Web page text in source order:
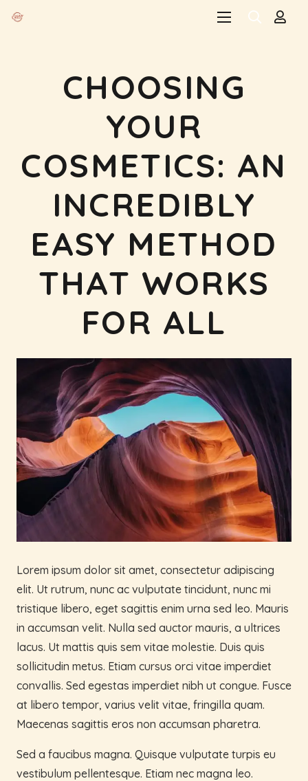
CHOOSING
YOUR
COSMETICS: AN
INCREDIBLY
EASY METHOD
THAT WORKS
FOR ALL
Lorem ipsum dolor sit amet, consectetur adipiscing
elit. Ut rutrum, nunc ac vulputate tincidunt, nunc mi
tristique libero, eget sagittis enim urna sed leo. Mauris
in accumsan velit. Nulla sed auctor mauris, a ultrices
lacus. Ut mattis quis sem vitae molestie. Duis quis
sollicitudin metus. Etiam cursus orci vitae imperdiet
convallis. Sed egestas imperdiet nibh ut congue. Fusce
at libero tempor, varius velit vitae, fringilla quam.
Maecenas sagittis eros non accumsan pharetra.
Sed a faucibus magna. Quisque vulputate turpis eu
vestibulum pellentesque. Etiam nec magna leo.